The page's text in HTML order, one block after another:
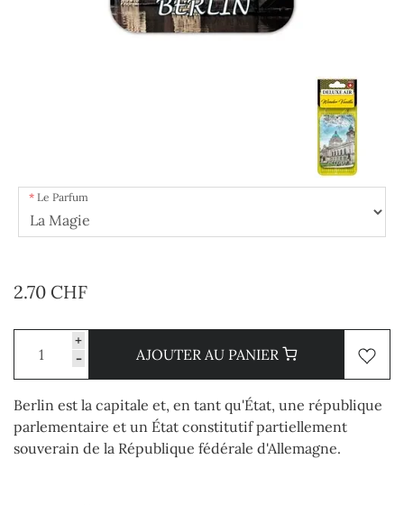
Le Parfum
2.70 CHF
+
-
AJOUTER AU PANIER
Berlin est la capitale et, en tant qu'État, une république
parlementaire et un État constitutif partiellement
souverain de la République fédérale d'Allemagne.